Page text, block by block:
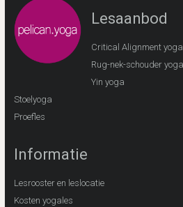
Lesaanbod
Critical Alignment yoga
Rug-nek-schouder yoga
Yin yoga
Stoelyoga
Proefles
Informatie
Lesrooster en leslocatie
Kosten yogales